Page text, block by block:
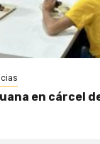
en cárcel